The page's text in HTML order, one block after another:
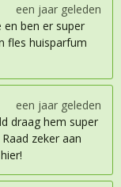
een jaar geleden
ben er super
fles huisparfum
een jaar geleden
draag hem super
zeker aan